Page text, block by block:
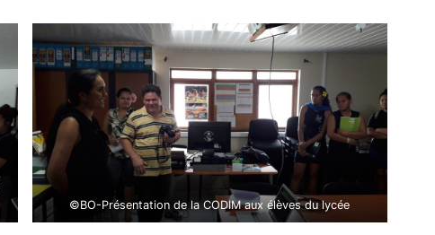
©BO-Présentation de la CODIM aux élèves du lycée